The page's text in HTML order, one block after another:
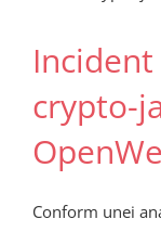
crypto-
Conform unei